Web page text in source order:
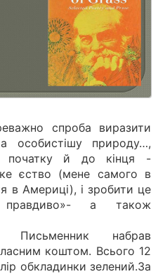
спроба виразити
особистішу природу…,
початку й до кінця -
єство (мене самого в
в Америці), і зробити це
а також
Письменник набрав
коштом. Всього 12
обкладинки зелений.За